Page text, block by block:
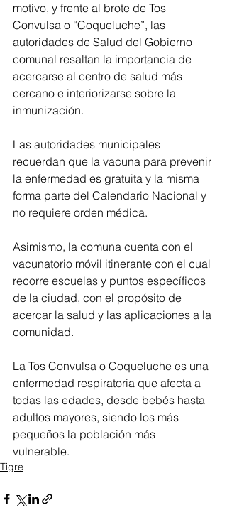
motivo, y frente al brote de Tos
Convulsa o “Coqueluche”, las
autoridades de Salud del Gobierno
comunal resaltan la importancia de
acercarse al centro de salud más
cercano e interiorizarse sobre la
inmunización.
Las autoridades municipales
recuerdan que la vacuna para prevenir
la enfermedad es gratuita y la misma
forma parte del Calendario Nacional y
no requiere orden médica.
Asimismo, la comuna cuenta con el
vacunatorio móvil itinerante con el cual
recorre escuelas y puntos específicos
de la ciudad, con el propósito de
acercar la salud y las aplicaciones a la
comunidad.
La Tos Convulsa o Coqueluche es una
enfermedad respiratoria que afecta a
todas las edades, desde bebés hasta
adultos mayores, siendo los más
pequeños la población más
vulnerable.
Tigre